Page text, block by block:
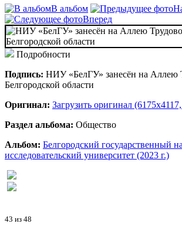
В альбом
Вперед
Подробности
Подпись: НИУ «БелГУ» занесён на Аллею
Белгородской области
Оригинал: Загрузить оригинал
Раздел альбома: Общество
Альбом: Белгородский государственный
исследовательский университет (2023 г.)
43 из 48